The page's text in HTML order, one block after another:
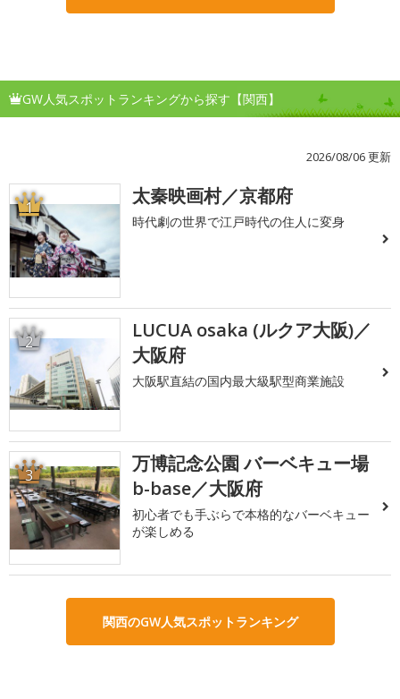
GW人気スポットランキングから探す【関西】
2026/08/06 更新
1 太秦映画村／京都府
時代劇の世界で江戸時代の住人に変身
2
LUCUA osaka (ルクア大阪)／
大阪府
大阪駅直結の国内最大級駅型商業施設
3
万博記念公園 バーベキュー場
b-base／大阪府
初心者でも手ぶらで本格的なバーベキュー
が楽しめる
関西のGW人気スポットランキング